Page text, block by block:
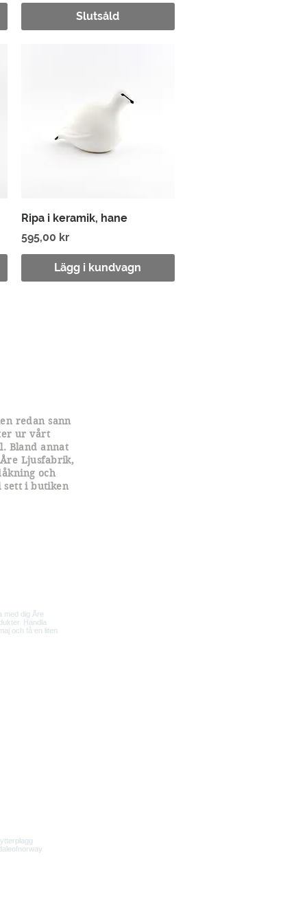
Slutsåld
Snabbvisning
Ripa i keramik, hane
Pris
595,00 kr
Lägg i kundvagn
redan sann
ur vårt
Bland annat
Ljusfabrik,
och
sett i butiken